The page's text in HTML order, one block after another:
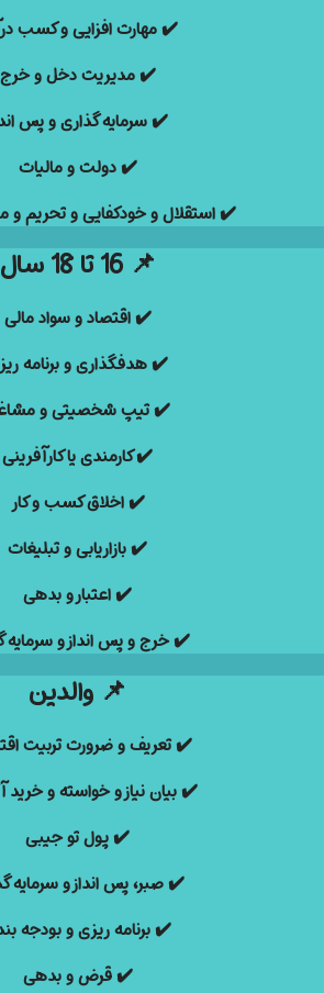
✔️مهارت افزایی و کسب
✔️مدیریت دخل و خرج
✔️سرمایه گذاری و پس
✔️دولت و مالیات
✔️استقلال و خودکفایی و تحریم
📌16 تا 18 سال
✔️ اقتصاد و سواد مالی
✔️هدفگذاری و برنامه
✔️تیپ شخصیتی و
✔️کارمندی یا کارآفرینی
✔️اخلاق کسب و کار
✔️بازاریابی و تبلیغات
✔️اعتبار و بدهی
✔️خرج و پس انداز و سرمایه
📌 والدین
✔️ تعریف و ضرورت تربیت
✔️بیان نیاز و خواسته و خرید
✔️پول تو جیبی
✔️صبر، پس انداز و سرمایه
✔️برنامه ریزی و بودجه
✔️قرض و بدهی